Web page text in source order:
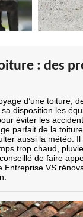
: des
d’une toiture,
disposition les
éviter les
parfait de la
aussi la météo.
trop chaud,
de faire
Entreprise VS